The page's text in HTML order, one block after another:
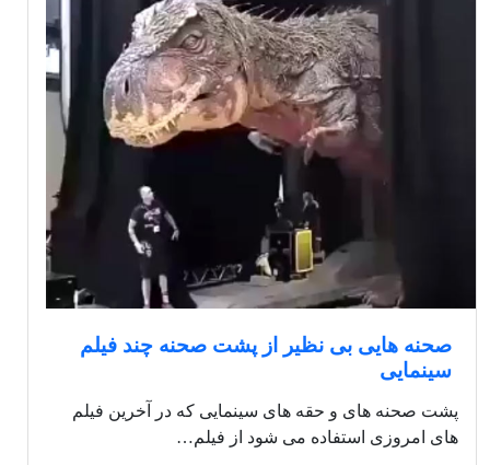
صحنه هایی بی نظیر از پشت صحنه چند فیلم
سینمایی
پشت صحنه های و حقه های سینمایی که در آخرین فیلم
های امروزی استفاده می شود از فیلم…